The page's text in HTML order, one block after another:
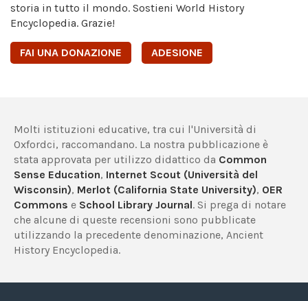
storia in tutto il mondo. Sostieni World History
Encyclopedia. Grazie!
FAI UNA DONAZIONE ADESIONE
Molti istituzioni educative, tra cui l'Università di
Oxfordci, raccomandano. La nostra pubblicazione è
stata approvata per utilizzo didattico da Common
Sense Education, Internet Scout (Università del
Wisconsin), Merlot (California State University), OER
Commons e School Library Journal. Si prega di notare
che alcune di queste recensioni sono pubblicate
utilizzando la precedente denominazione, Ancient
History Encyclopedia.